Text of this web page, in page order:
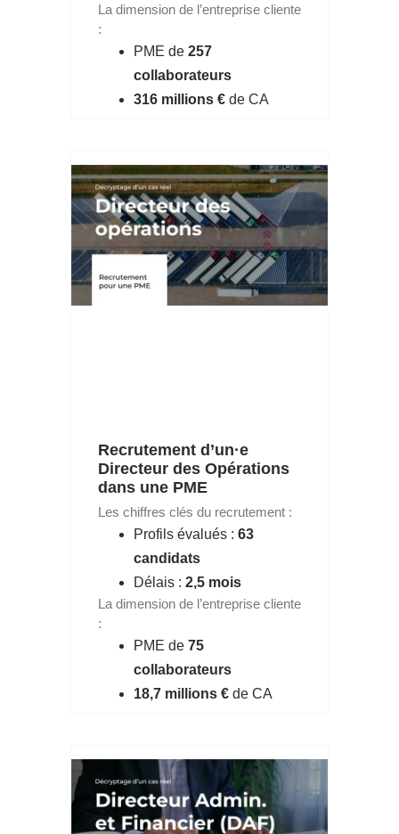
La dimension de l’entreprise cliente
:
PME de 257
collaborateurs
316 millions € de CA
Recrutement d’un·e
Directeur des Opérations
dans une PME
Les chiffres clés du recrutement :
Profils évalués : 63
candidats
Délais : 2,5 mois
La dimension de l’entreprise cliente
:
PME de 75
collaborateurs
18,7 millions € de CA